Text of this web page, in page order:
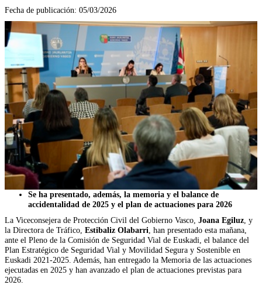
Fecha de publicación: 05/03/2026
Se ha presentado, además, la memoria y el balance de
accidentalidad de 2025 y el plan de actuaciones para 2026
La Viceconsejera de Protección Civil del Gobierno Vasco, Joana Egiluz , y
la Directora de Tráfico, Estibaliz Olabarri , han presentado esta mañana,
ante el Pleno de la Comisión de Seguridad Vial de Euskadi, el balance del
Plan Estratégico de Seguridad Vial y Movilidad Segura y Sostenible en
Euskadi 2021-2025. Además, han entregado la Memoria de las actuaciones
ejecutadas en 2025 y han avanzado el plan de actuaciones previstas para
2026.